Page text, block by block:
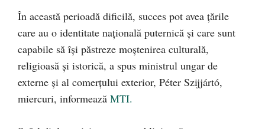
În această perioadă dificilă, succes pot avea ţările
care au o identitate naţională puternică şi care sunt
capabile să îşi păstreze moştenirea culturală,
religioasă şi istorică, a spus ministrul ungar de
externe şi al comerţului exterior, Péter Szijjártó,
miercuri, informează MTI.